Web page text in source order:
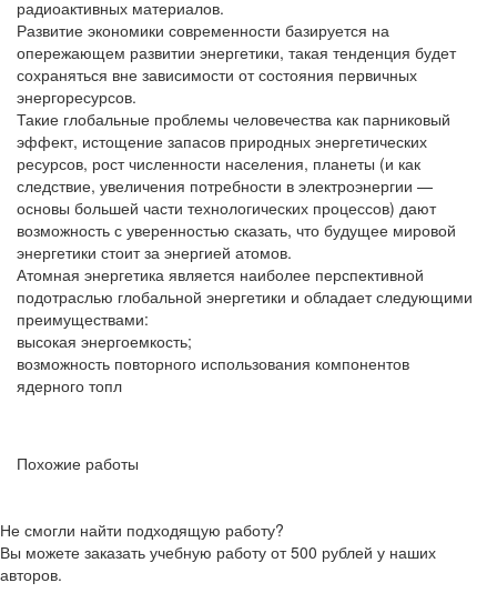
радиоактивных материалов.
Развитие экономики современности базируется на
опережающем развитии энергетики, такая тенденция будет
сохраняться вне зависимости от состояния первичных
энергоресурсов.
Такие глобальные проблемы человечества как парниковый
эффект, истощение запасов природных энергетических
ресурсов, рост численности населения, планеты (и как
следствие, увеличения потребности в электроэнергии —
основы большей части технологических процессов) дают
возможность с уверенностью сказать, что будущее мировой
энергетики стоит за энергией атомов.
Атомная энергетика является наиболее перспективной
подотраслью глобальной энергетики и обладает следующими
преимуществами:
высокая энергоемкость;
возможность повторного использования компонентов
ядерного топл
Похожие работы
Не смогли найти подходящую работу?
Вы можете заказать учебную работу от 500 рублей у наших
авторов.